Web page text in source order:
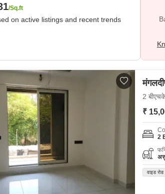
/Sq.ft
on active listings and recent trends
2
₹
2
वाइड रोड